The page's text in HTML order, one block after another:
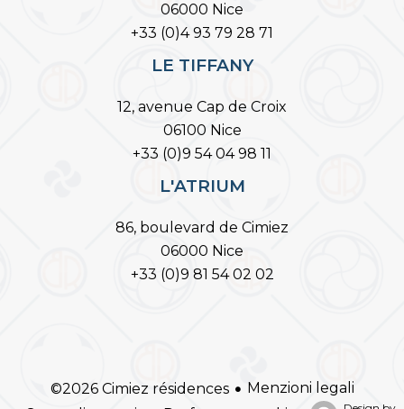
06000 Nice
+33 (0)4 93 79 28 71
LE TIFFANY
12, avenue Cap de Croix
06100 Nice
+33 (0)9 54 04 98 11
L'ATRIUM
86, boulevard de Cimiez
06000 Nice
+33 (0)9 81 54 02 02
©2026 Cimiez résidences
Menzioni legali